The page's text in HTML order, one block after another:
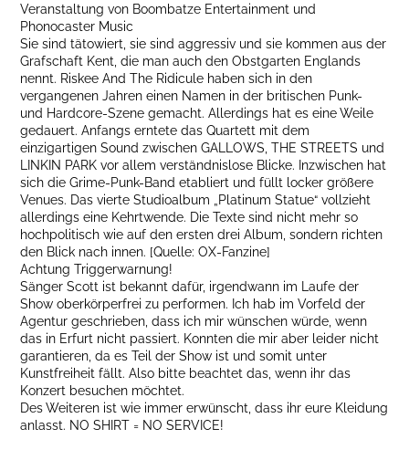
Veranstaltung von Boombatze Entertainment und
Phonocaster Music
Sie sind tätowiert, sie sind aggressiv und sie kommen aus der
Grafschaft Kent, die man auch den Obstgarten Englands
nennt. Riskee And The Ridicule haben sich in den
vergangenen Jahren einen Namen in der britischen Punk-
und Hardcore-Szene gemacht. Allerdings hat es eine Weile
gedauert. Anfangs erntete das Quartett mit dem
einzigartigen Sound zwischen GALLOWS, THE STREETS und
LINKIN PARK vor allem verständnislose Blicke. Inzwischen hat
sich die Grime-Punk-Band etabliert und füllt locker größere
Venues. Das vierte Studioalbum „Platinum Statue“ vollzieht
allerdings eine Kehrtwende. Die Texte sind nicht mehr so
hochpolitisch wie auf den ersten drei Album, sondern richten
den Blick nach innen. [Quelle: OX-Fanzine]
Achtung Triggerwarnung!
Sänger Scott ist bekannt dafür, irgendwann im Laufe der
Show oberkörperfrei zu performen. Ich hab im Vorfeld der
Agentur geschrieben, dass ich mir wünschen würde, wenn
das in Erfurt nicht passiert. Konnten die mir aber leider nicht
garantieren, da es Teil der Show ist und somit unter
Kunstfreiheit fällt. Also bitte beachtet das, wenn ihr das
Konzert besuchen möchtet.
Des Weiteren ist wie immer erwünscht, dass ihr eure Kleidung
anlasst. NO SHIRT = NO SERVICE!